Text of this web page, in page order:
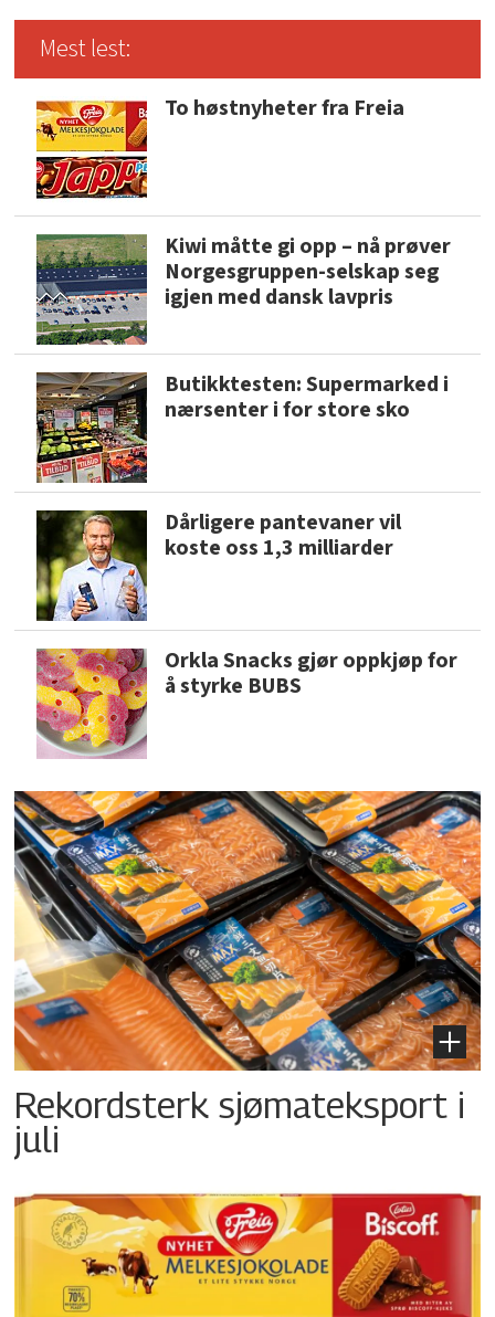
Mest lest:
To høstnyheter fra Freia
Kiwi måtte gi opp – nå prøver
Norgesgruppen-selskap seg
igjen med dansk lavpris
Butikktesten: Supermarked i
nærsenter i for store sko
Dårligere pantevaner vil
koste oss 1,3 milliarder
Orkla Snacks gjør oppkjøp for
å styrke BUBS
Rekordsterk sjømateksport i
juli